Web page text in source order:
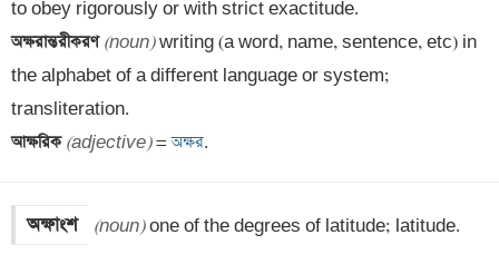
অক্ষরান্তরীকরণ (noun) writing (a word, name, sentence, etc) in
the alphabet of a different language or system;
আক্ষরিক (adjective) = অক্ষর.
অক্ষাংশ (noun) one of the degrees of latitude; latitude.